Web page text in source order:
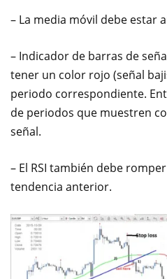
– La media móvil debe estar
– Indicador de barras de
tener un color rojo (señal
periodo correspondiente.
de periodos que muestren
señal.
– El RSI también debe
tendencia anterior.